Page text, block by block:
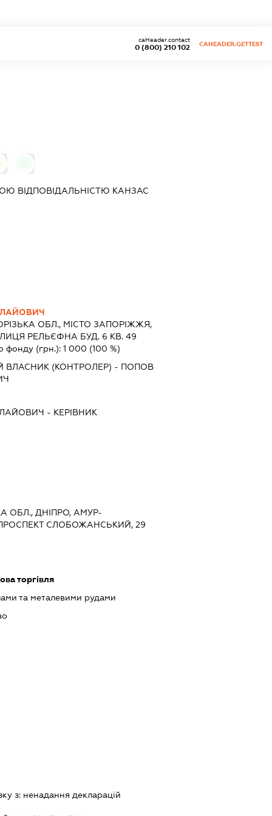
0 (800) 210 102
caHeader.contact
CAHEADER.GETTEST
ВІДПОВІДАЛЬНІСТЮ КАНЗАС
ОБЛ., МІСТО ЗАПОРІЖЖЯ,
РЕЛЬЄФНА БУД. 6 КВ. 49
фонду (грн.): 1 000 (100 %)
ВЛАСНИК (КОНТРОЛЕР) - ПОПОВ
- КЕРІВНИК
ОБЛ., ДНІПРО, АМУР-
СЛОБОЖАНСЬКИЙ, 29
торгівля
та металевими рудами
з: ненадання декларацiй